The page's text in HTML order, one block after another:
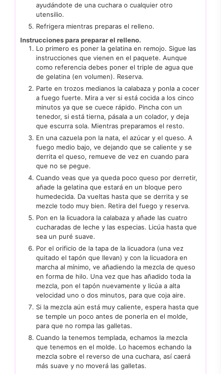
ayudándote de una cuchara o cualquier otro
utensilio.
Refrigera mientras preparas el relleno.
Instrucciones para preparar el relleno.
Lo primero es poner la gelatina en remojo. Sigue las
instrucciones que vienen en el paquete. Aunque
como referencia debes poner el triple de agua que
de gelatina (en volumen). Reserva.
Parte en trozos medianos la calabaza y ponla a cocer
a fuego fuerte. Mira a ver si está cocida a los cinco
minutos ya que se cuece rápido. Pincha con un
tenedor, si está tierna, pásala a un colador, y deja
que escurra sola. Mientras preparamos el resto.
En una cazuela pon la nata, el azúcar y el queso. A
fuego medio bajo, ve dejando que se caliente y se
derrita el queso, remueve de vez en cuando para
que no se pegue.
Cuando veas que ya queda poco queso por derretir,
añade la gelatina que estará en un bloque pero
humedecida. Da vueltas hasta que se derrita y se
mezcle todo muy bien. Retira del fuego y reserva.
Pon en la licuadora la calabaza y añade las cuatro
cucharadas de leche y las especias. Licúa hasta que
sea un puré suave.
Por el orificio de la tapa de la licuadora (una vez
quitado el tapón que llevan) y con la licuadora en
marcha al mínimo, ve añadiendo la mezcla de queso
en forma de hilo. Una vez que has añadido toda la
mezcla, pon el tapón nuevamente y licúa a alta
velocidad uno o dos minutos, para que coja aire.
Si la mezcla aún está muy caliente, espera hasta que
se temple un poco antes de ponerla en el molde,
para que no rompa las galletas.
Cuando la tenemos templada, echamos la mezcla
que tenemos en el molde. Lo hacemos echando la
mezcla sobre el reverso de una cuchara, así caerá
más suave y no moverá las galletas.